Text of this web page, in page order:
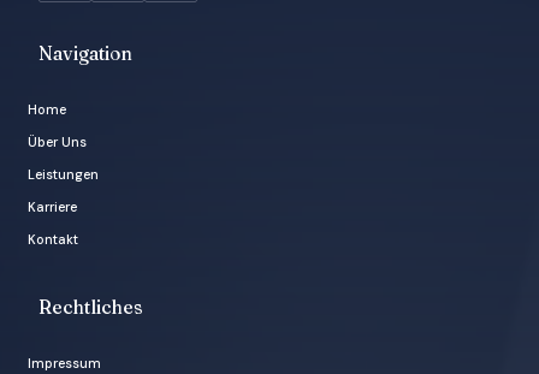
Navigation
Home
Über Uns
Leistungen
Karriere
Kontakt
Rechtliches
Impressum